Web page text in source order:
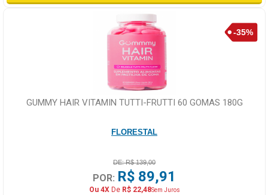
GUMMY HAIR VITAMIN TUTTI-FRUTTI 60 GOMAS 180G
FLORESTAL
DE: R$ 139,00
POR: R$ 89,91
Ou 4XDe R$ 22,48Sem Juros